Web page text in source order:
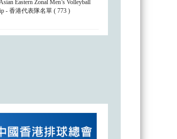
Eastern Zonal Men’s Volleyball
- 香港代表隊名單 ( 773 )